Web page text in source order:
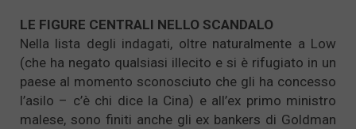
LE FIGURE CENTRALI NELLO SCANDALO
Nella lista degli indagati, oltre naturalmente a Low
(che ha negato qualsiasi illecito e si è rifugiato in un
paese al momento sconosciuto che gli ha concesso
l’asilo – c’è chi dice la Cina) e all’ex primo ministro
malese, sono finiti anche gli ex bankers di Goldman